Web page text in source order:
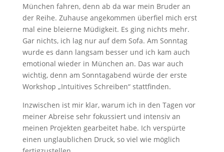
München fahren, denn ab da war mein Bruder an
der Reihe. Zuhause angekommen überfiel mich erst
mal eine bleierne Müdigkeit. Es ging nichts mehr.
Gar nichts, ich lag nur auf dem Sofa. Am Sonntag
wurde es dann langsam besser und ich kam auch
emotional wieder in München an. Das war auch
wichtig, denn am Sonntagabend würde der erste
Workshop „Intuitives Schreiben“ stattfinden.
Inzwischen ist mir klar, warum ich in den Tagen vor
meiner Abreise sehr fokussiert und intensiv an
meinen Projekten gearbeitet habe. Ich verspürte
einen unglaublichen Druck, so viel wie möglich